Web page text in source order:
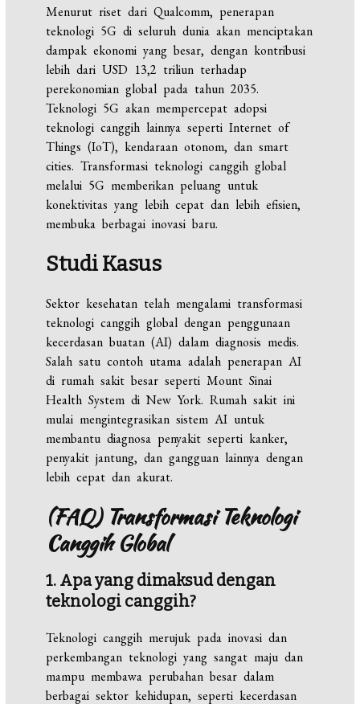
Menurut riset dari Qualcomm, penerapan
teknologi 5G di seluruh dunia akan menciptakan
dampak ekonomi yang besar, dengan kontribusi
lebih dari USD 13,2 triliun terhadap
perekonomian global pada tahun 2035.
Teknologi 5G akan mempercepat adopsi
teknologi canggih lainnya seperti Internet of
Things (IoT), kendaraan otonom, dan smart
cities. Transformasi teknologi canggih global
melalui 5G memberikan peluang untuk
konektivitas yang lebih cepat dan lebih efisien,
membuka berbagai inovasi baru.
Studi Kasus
Sektor kesehatan telah mengalami transformasi
teknologi canggih global dengan penggunaan
kecerdasan buatan (AI) dalam diagnosis medis.
Salah satu contoh utama adalah penerapan AI
di rumah sakit besar seperti Mount Sinai
Health System di New York. Rumah sakit ini
mulai mengintegrasikan sistem AI untuk
membantu diagnosa penyakit seperti kanker,
penyakit jantung, dan gangguan lainnya dengan
lebih cepat dan akurat.
(FAQ) Transformasi Teknologi
Canggih Global
1. Apa yang dimaksud dengan
teknologi canggih?
Teknologi canggih merujuk pada inovasi dan
perkembangan teknologi yang sangat maju dan
mampu membawa perubahan besar dalam
berbagai sektor kehidupan, seperti kecerdasan